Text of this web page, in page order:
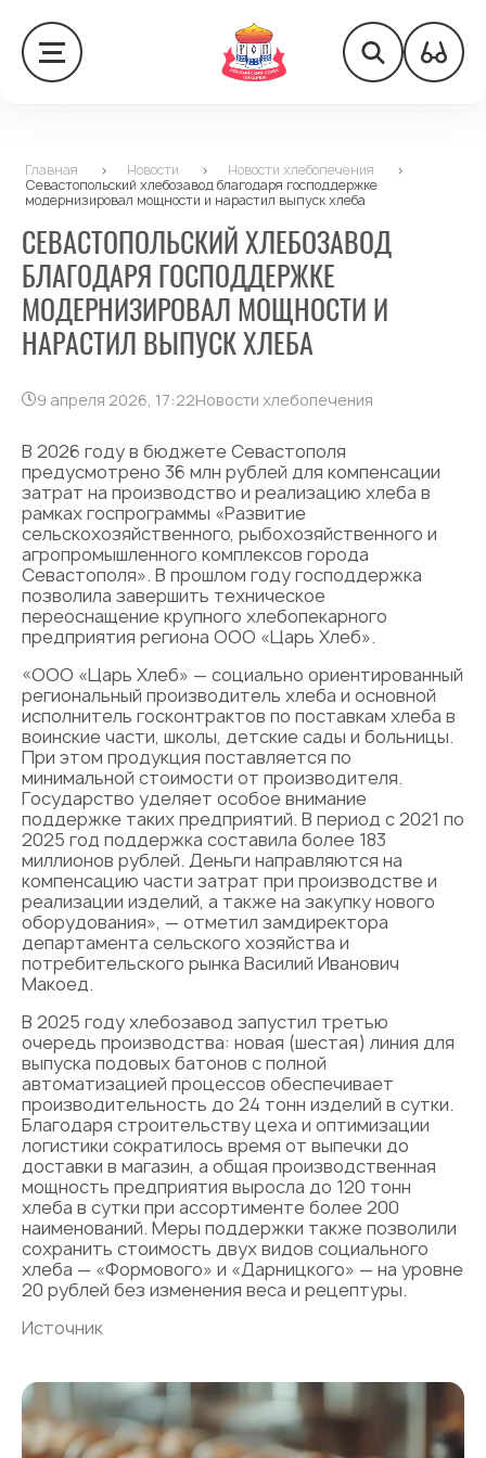
Главная > Новости > Новости хлебопечения
>
Севастопольский хлебозавод благодаря господдержке
модернизировал мощности и нарастил выпуск хлеба
СЕВАСТОПОЛЬСКИЙ ХЛЕБОЗАВОД
БЛАГОДАРЯ ГОСПОДДЕРЖКЕ
МОДЕРНИЗИРОВАЛ МОЩНОСТИ И
НАРАСТИЛ ВЫПУСК ХЛЕБА
9 апреля 2026, 17:22Новости хлебопечения
В 2026 году в бюджете Севастополя
предусмотрено 36 млн рублей для компенсации
затрат на производство и реализацию хлеба в
рамках госпрограммы «Развитие
сельскохозяйственного, рыбохозяйственного и
агропромышленного комплексов города
Севастополя». В прошлом году господдержка
позволила завершить техническое
переоснащение крупного хлебопекарного
предприятия региона ООО «Царь Хлеб».
«ООО «Царь Хлеб» — социально ориентированный
региональный производитель хлеба и основной
исполнитель госконтрактов по поставкам хлеба в
воинские части, школы, детские сады и больницы.
При этом продукция поставляется по
минимальной стоимости от производителя.
Государство уделяет особое внимание
поддержке таких предприятий. В период с 2021 по
2025 год поддержка составила более 183
миллионов рублей. Деньги направляются на
компенсацию части затрат при производстве и
реализации изделий, а также на закупку нового
оборудования», — отметил замдиректора
департамента сельского хозяйства и
потребительского рынка Василий Иванович
Макоед.
В 2025 году хлебозавод запустил третью
очередь производства: новая (шестая) линия для
выпуска подовых батонов с полной
автоматизацией процессов обеспечивает
производительность до 24 тонн изделий в сутки.
Благодаря строительству цеха и оптимизации
логистики сократилось время от выпечки до
доставки в магазин, а общая производственная
мощность предприятия выросла до 120 тонн
хлеба в сутки при ассортименте более 200
наименований. Меры поддержки также позволили
сохранить стоимость двух видов социального
хлеба — «Формового» и «Дарницкого» — на уровне
20 рублей без изменения веса и рецептуры.
Источник